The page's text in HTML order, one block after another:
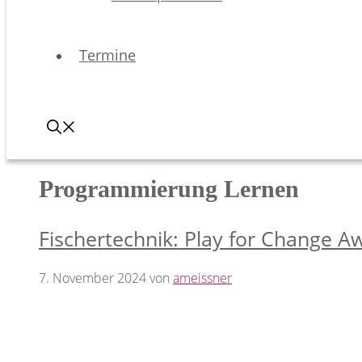
Termine
Programmierung Lernen
Fischertechnik: Play for Change
7. November 2024von ameissner